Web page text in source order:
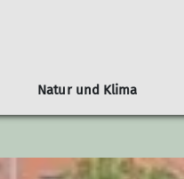
Knigge
Wer ist die JDAV
Natur und Klima
Klimaschutz: Der DAV als
Über den